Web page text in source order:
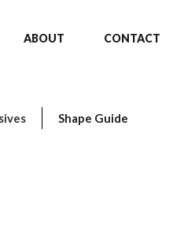
ABOUT CONTACT
Shape Guide